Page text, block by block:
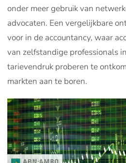
onder meer gebruik van
advocaten. Een vergelijkbare
voor in de accountancy, waar
van zelfstandige professionals
tarievendruk proberen te
markten aan te boren.